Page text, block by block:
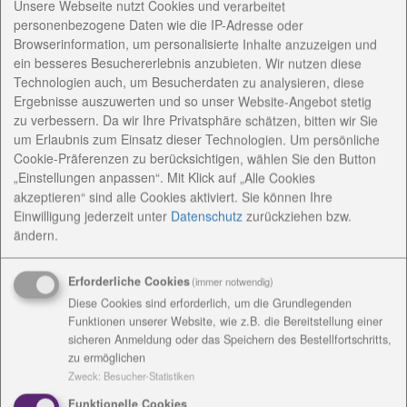
stattgefunden. Dr. Klaus Scholtissek, Vorsitzender
der Geschäftsführung der Diakonie Landgut Holzdorf
und Vorsitzender der Geschäftsführung der
Diakoniestiftung Weimar Bad Lobenstein, begrüßte
die Gäste und dankte den vielen Beteiligten, vor
allem aber Norbert Hetterle für sein Wirken in
Holzdorf. Durch sein Engagement und seine
Hartnäckigkeit konnte dem ehemaligen Landgut zu
einem neuen Start verholfen werden.
Dank richtete er auch an die Sparkassen-
Mittelthüringen und Saale-Orla für die finanzielle
Unterstützung zugunsten der anspruchsvollen
Reproduktion der Originale.
Dr. Scholtissek ist froh über die gegenwärtige
Entwicklung. Das Diakonische Bildungsinstitut
Johannes Falk hält vielfältige Bildungsangebote vor,
Unsere Webseite nutzt Cookies und verarbeitet
personenbezogene Daten wie die IP-Adresse oder
Browserinformation, um personalisierte Inhalte anzuzeigen und
ein besseres Besuchererlebnis anzubieten. Wir nutzen diese
Technologien auch, um Besucherdaten zu analysieren, diese
Ergebnisse auszuwerten und so unser Website-Angebot stetig
zu verbessern. Da wir Ihre Privatsphäre schätzen, bitten wir Sie
um Erlaubnis zum Einsatz dieser Technologien. Um persönliche
Cookie-Präferenzen zu berücksichtigen, wählen Sie den Button
„Einstellungen anpassen“. Mit Klick auf „Alle Cookies
akzeptieren“ sind alle Cookies aktiviert. Sie können Ihre
Einwilligung jederzeit unter Datenschutz zurückziehen bzw.
ändern.
Erforderliche Cookies(immer notwendig)
Diese Cookies sind erforderlich, um die Grundlegenden
Funktionen unserer Website, wie z.B. die Bereitstellung einer
sicheren Anmeldung oder das Speichern des Bestellfortschritts,
zu ermöglichen
Zweck: Besucher-Statistiken
Funktionelle Cookies